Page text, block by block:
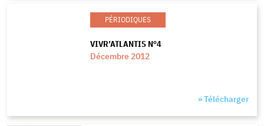
PÉRIODIQUES
VIVR’ATLANTIS N°4
Décembre 2012
» Télécharger